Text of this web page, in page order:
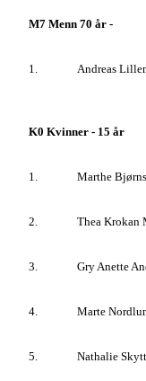
M7 Menn 70 år -
1. Andreas
K0 Kvinner - 15 år
1. Marthe
2. Thea Krokan
3. Gry Anette
4. Marte
5. Nathalie